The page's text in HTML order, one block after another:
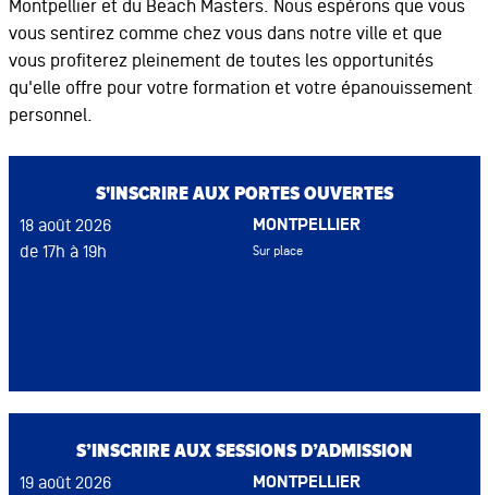
Montpellier et du Beach Masters. Nous espérons que vous
vous sentirez comme chez vous dans notre ville et que
vous profiterez pleinement de toutes les opportunités
qu'elle offre pour votre formation et votre épanouissement
personnel.
S'INSCRIRE AUX PORTES OUVERTES
18 août 2026 MONTPELLIER
de 17h à 19h Sur place
S’INSCRIRE AUX SESSIONS D’ADMISSION
19 août 2026 MONTPELLIER